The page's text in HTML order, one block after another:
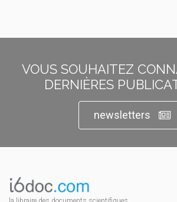
VOUS SOUHAITEZ
DERNIÈRES
newsletters